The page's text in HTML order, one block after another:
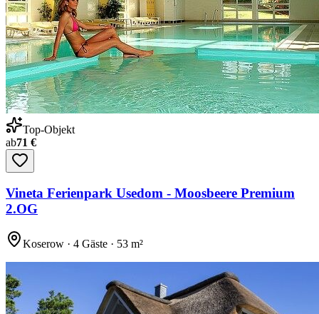
Top-Objekt
ab71 €
Vineta Ferienpark Usedom - Moosbeere Premium
2.OG
Koserow · 4 Gäste · 53 m²